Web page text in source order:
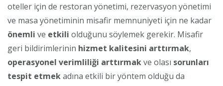
oteller için de restoran yönetimi, rezervasyon yönetimi
ve masa yönetiminin misafir memnuniyeti için ne kadar
önemli ve etkili olduğunu söylemek gerekir. Misafir
geri bildirimlerinin hizmet kalitesini arttırmak,
operasyonel verimliliği arttırmakve olası sorunları
tespit etmekadına etkili bir yöntem olduğu da